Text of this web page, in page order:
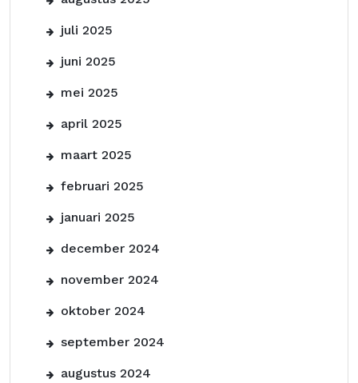
juli 2025
juni 2025
mei 2025
april 2025
maart 2025
februari 2025
januari 2025
december 2024
november 2024
oktober 2024
september 2024
augustus 2024